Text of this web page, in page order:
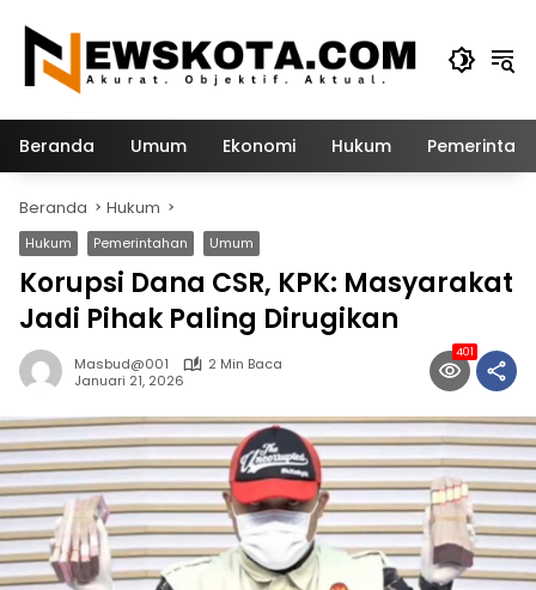
konten
Beranda Umum Ekonomi Hukum
Beranda Hukum
Hukum Pemerintahan Umum
Korupsi Dana CSR, KPK: Masyarakat
Jadi Pihak Paling Dirugikan
Masbud@001
2 Min Baca
Januari 21, 2026
401